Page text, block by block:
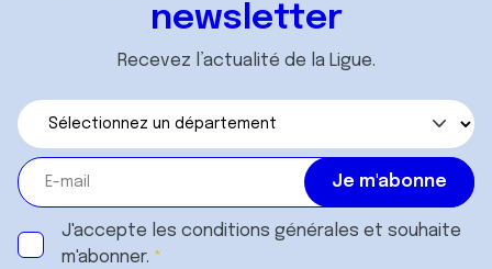
newsletter
Recevez l’actualité de la Ligue.
J'accepte les conditions générales et souhaite
m'abonner.